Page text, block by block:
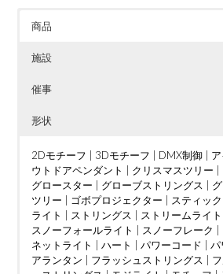
商品
施設
催事
形状
2Dモチーフ 3Dモチーフ DMX制御
ウトドアペンダント
クリスマスツリー
グロースター
グローブストリングス
ツリー
ゴボプロジェクター スティッ
ライト
ストリングス ストリームライト
スノーフォールライト
スノーフレーク
ネットライト
ハート パワーコード パ
アランタン
フラッシュストリングス